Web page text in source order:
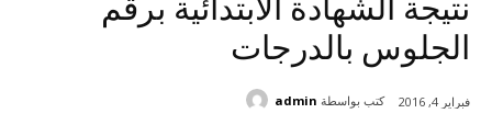
نتيجة الشهادة الابتدائية برقم
الجلوس بالدرجات
فبراير 4, 2016 كتب بواسطة admin